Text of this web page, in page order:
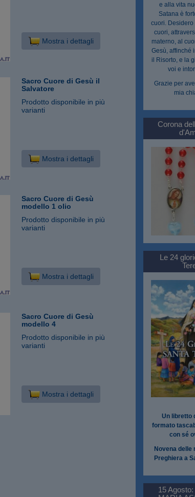
Mostra i dettagli
Sacro Cuore di Gesù il
Salvatore
Prodotto disponibile in più
varianti
Mostra i dettagli
Sacro Cuore di Gesù
modello 1 olio
Prodotto disponibile in più
varianti
Mostra i dettagli
Sacro Cuore di Gesù
modello 4
Prodotto disponibile in più
varianti
Mostra i dettagli
e alla vita
Satana è
cuori. Desidero
cuori,
materno, al
Gesù, affinché
il Risorto, e la
voi e
Grazie per
mia
Corona
Le 24
Un libretto
formato
con sé
Novena delle
Preghiera a
15